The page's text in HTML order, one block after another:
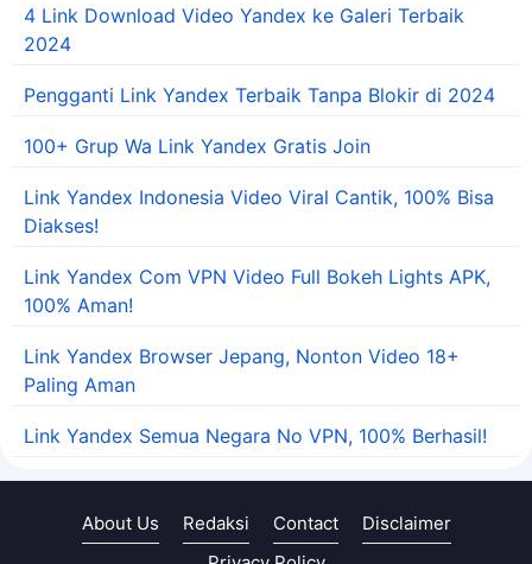
4 Link Download Video Yandex ke Galeri Terbaik
2024
Pengganti Link Yandex Terbaik Tanpa Blokir di 2024
100+ Grup Wa Link Yandex Gratis Join
Link Yandex Indonesia Video Viral Cantik, 100% Bisa
Diakses!
Link Yandex Com VPN Video Full Bokeh Lights APK,
100% Aman!
Link Yandex Browser Jepang, Nonton Video 18+
Paling Aman
Link Yandex Semua Negara No VPN, 100% Berhasil!
About Us Redaksi Contact
Disclaimer